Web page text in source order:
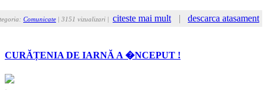
Comunicate | 3151 vizualizari | citeste mai mult | descarca atasament
CURĂȚENIA DE IARNĂ A �NCEPUT !